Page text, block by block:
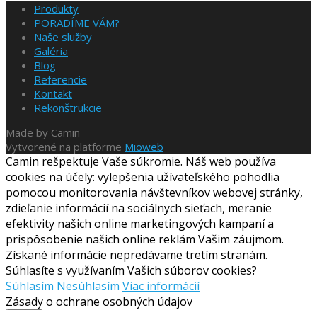
Produkty
PORADÍME VÁM?
Naše služby
Galéria
Blog
Referencie
Kontakt
Rekonštrukcie
Made by Camin
Vytvorené na platforme Mioweb
Camin rešpektuje Vaše súkromie. Náš web používa
cookies na účely: vylepšenia užívateľského pohodlia
pomocou monitorovania návštevníkov webovej stránky,
zdieľanie informácií na sociálnych sieťach, meranie
efektivity našich online marketingových kampaní a
prispôsobenie našich online reklám Vašim záujmom.
Získané informácie nepredávame tretím stranám.
Súhlasíte s využívaním Vašich súborov cookies?
Súhlasím Nesúhlasím Viac informácií
Zásady o ochrane osobných údajov